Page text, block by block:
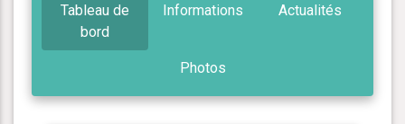
Tableau de
bord
Informations Actualités
Photos